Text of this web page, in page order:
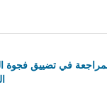
في تضييق فجوة